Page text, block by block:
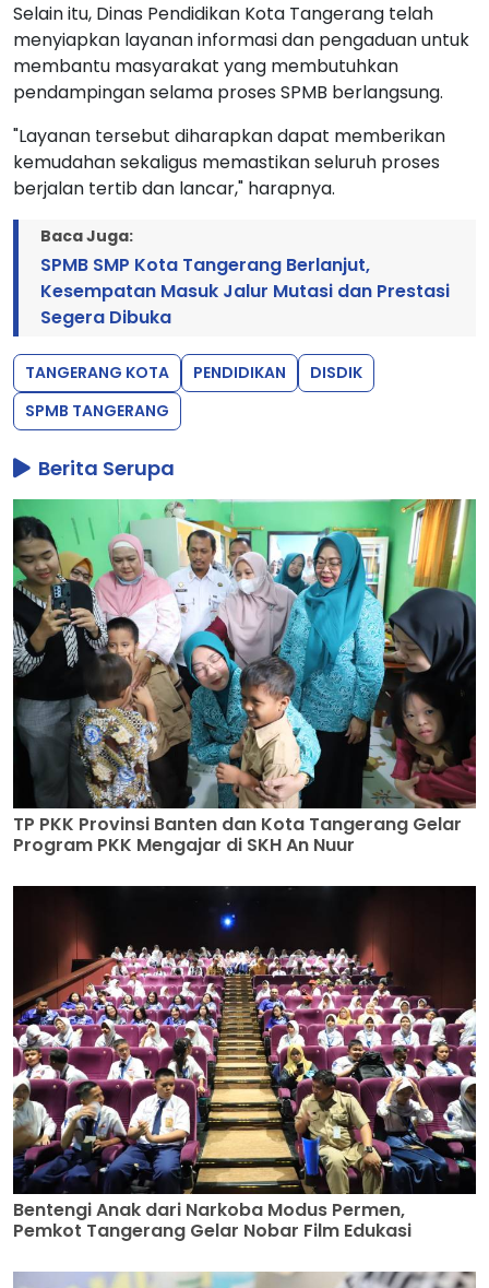
Selain itu, Dinas Pendidikan Kota Tangerang telah
menyiapkan layanan informasi dan pengaduan untuk
membantu masyarakat yang membutuhkan
pendampingan selama proses SPMB berlangsung.
"Layanan tersebut diharapkan dapat memberikan
kemudahan sekaligus memastikan seluruh proses
berjalan tertib dan lancar," harapnya.
Baca Juga:
SPMB SMP Kota Tangerang Berlanjut,
Kesempatan Masuk Jalur Mutasi dan Prestasi
Segera Dibuka
TANGERANG KOTA PENDIDIKAN
DISDIK
SPMB TANGERANG
Berita Serupa
TP PKK Provinsi Banten dan Kota Tangerang Gelar
Program PKK Mengajar di SKH An Nuur
Bentengi Anak dari Narkoba Modus Permen,
Pemkot Tangerang Gelar Nobar Film Edukasi